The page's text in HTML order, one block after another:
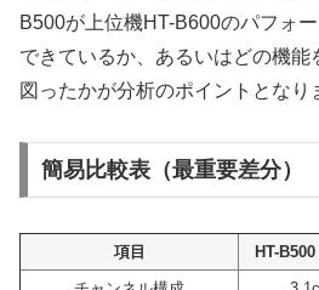
B500が上位機HT-B600のパフォ
できているか、あるいはどの機能
図ったかが分析のポイントとなり
簡易比較表（最重要差分）
項目 HT-